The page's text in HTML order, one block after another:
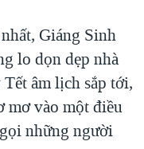
Giáng Sinh
lo dọn dẹp nhà
âm lịch sắp tới,
mơ vào một điều
những người